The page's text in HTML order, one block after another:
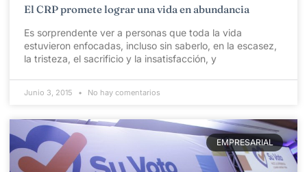
El CRP promete lograr una vida en abundancia
Es sorprendente ver a personas que toda la vida
estuvieron enfocadas, incluso sin saberlo, en la escasez,
la tristeza, el sacrificio y la insatisfacción, y
Junio 3, 2015 No hay comentarios
EMPRESARIAL